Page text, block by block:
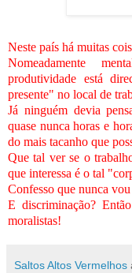
Neste país há muitas
Nomeadamente
produtividade está
presente" no local de
Já ninguém devia
quase nunca horas e
do mais tacanho que
Que tal ver se o
que interessa é o tal
Confesso que nunca
E discriminação?
moralistas!
Saltos Altos Vermelhos